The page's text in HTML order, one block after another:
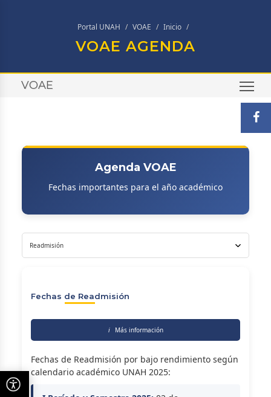
Portal UNAH VOAE Inicio
VOAE AGENDA
VOAE
Agenda VOAE
Fechas importantes para el año académico
Fechas de Readmisión
ℹ️ Más información
Fechas de Readmisión por bajo rendimiento según
calendario académico UNAH 2025: